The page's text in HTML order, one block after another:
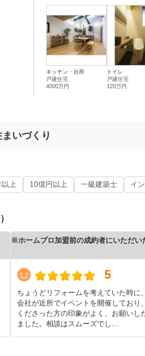
キッチン・台所
戸建住宅
4000万円
トイレ
戸建住宅
120万円
いづくり
上 10億円以上 一級建築士 イ
※ホームプロ加盟前の成約者にいただい
5
ちょうどリフォームを考えていた時に
会社が近所でイベントを開催しており
くださった方の印象がよく、お願いし
ました。相談はスムーズでし…